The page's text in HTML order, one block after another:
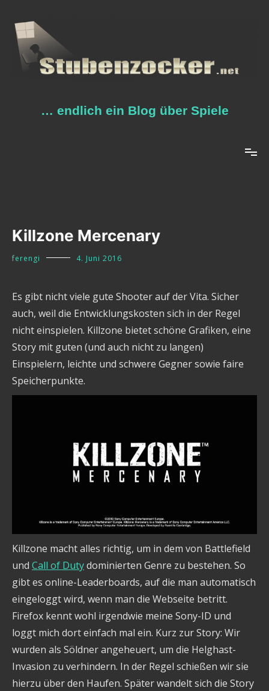
Inhalt
springen
… endlich ein Blog über Spiele
Killzone Mercenary
ferengi 4. Juni 2016
Es gibt nicht viele gute Shooter auf der Vita. Sicher
auch, weil die Entwicklungskosten sich in der Regel
nicht einspielen. Killzone bietet schöne Grafiken, eine
Story mit guten (und auch nicht zu langen)
Einspielern, leichte und schwere Gegner sowie faire
Speicherpunkte.
Killzone macht alles richtig, um in dem von Battlefield
und Call of Dutydominierten Genre zu bestehen. So
gibt es online-Leaderboards, auf die man automatisch
eingeloggt wird, wenn man die Webseite betritt.
Firefox kennt wohl irgendwie meine Sony-ID und
loggt mich dort einfach mal ein. Kurz zur Story: Wir
wurden als Söldner angeheuert, um die Helghast-
Invasion zu verhindern. In der Regel schießen wir sie
hierzu über den Haufen. Später wandelt sich die Story